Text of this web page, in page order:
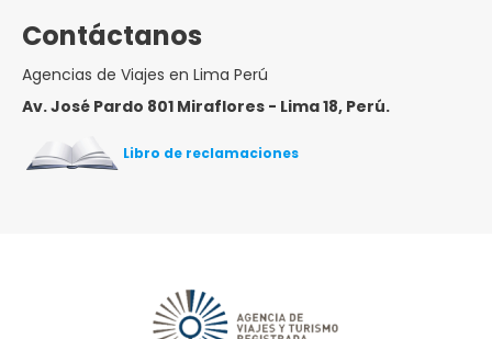
Contáctanos
Agencias de Viajes en Lima Perú
Av. José Pardo 801 Miraflores - Lima 18, Perú.
Libro de reclamaciones